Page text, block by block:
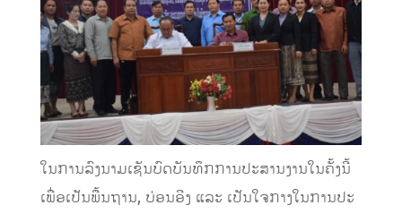
ໃນການລົງນາມເຊັນບົດບັນທຶກການປະສານງານໃນຄັ້ງນີ້
ເພື່ອເປັນພື້ນຖານ, ບ່ອນອີງ ແລະ ເປັນໃຈກາງໃນການປະ